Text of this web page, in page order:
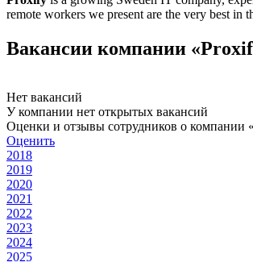
remote workers we present are the very best
Вакансии компании
Нет вакансий
У компании нет открытых вакансий
Оценки и отзывы сотрудников о компании
Оценить
2018
2019
2020
2021
2022
2023
2024
2025